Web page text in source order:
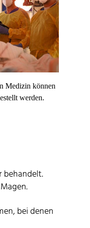
Medizin können
werden.
behandelt.
bei denen